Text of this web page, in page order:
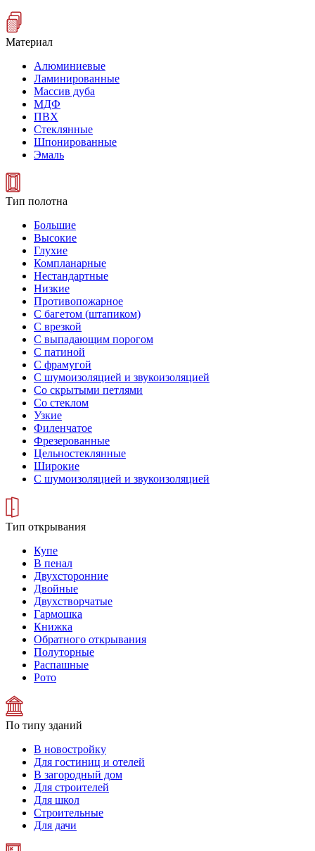
Материал
Алюминиевые
Ламинированные
Массив дуба
МДФ
ПВХ
Стеклянные
Шпонированные
Эмаль
Тип полотна
Большие
Высокие
Глухие
Компланарные
Нестандартные
Низкие
Противопожарное
С багетом (штапиком)
С врезкой
С выпадающим порогом
С патиной
С фрамугой
С шумоизоляцией и звукоизоляцией
Со скрытыми петлями
Со стеклом
Узкие
Филенчатое
Фрезерованные
Цельностеклянные
Широкие
С шумоизоляцией и звукоизоляцией
Тип открывания
Купе
В пенал
Двухсторонние
Двойные
Двухстворчатые
Гармошка
Книжка
Обратного открывания
Полуторные
Распашные
Рото
По типу зданий
В новостройку
Для гостиниц и отелей
В загородный дом
Для строителей
Для школ
Строительные
Для дачи